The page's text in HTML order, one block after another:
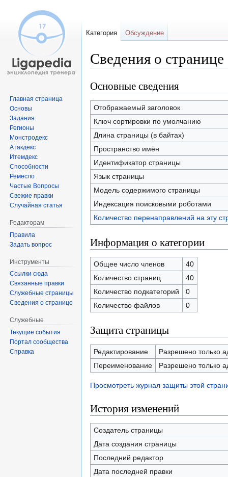
Сведения о
Перейти
к
навигации
Перейти
к
поиску
Основные сведения
Отображаемый заголовок
Ключ сортировки по умолчанию
Длина страницы (в байтах)
Пространство имён
Идентификатор страницы
Язык страницы
Модель содержимого страницы
Индексация поисковыми роботами
Количество перенаправлений на эту
Информация о категории
Общее число членов
40
Количество страниц
40
Количество подкатегорий
0
Количество файлов
0
Защита страницы
Редактирование
Разрешено только
Переименование
Разрешено только
Просмотреть журнал защиты этой
История изменений
Создатель страницы
Дата создания страницы
Последний редактор
Дата последней правки
Категория Обсуждение
Главная страница
Основы
Задания
Регионы
Монстродекс
Атакдекс
Итемдекс
Способности
Ремесло
Частые Вопросы
Свежие правки
Случайная статья
Редакторам
Правила
Задать вопрос
Инструменты
Ссылки сюда
Связанные правки
Служебные страницы
Сведения о странице
Служебные
Текущие события
Портал сообщества
Справка